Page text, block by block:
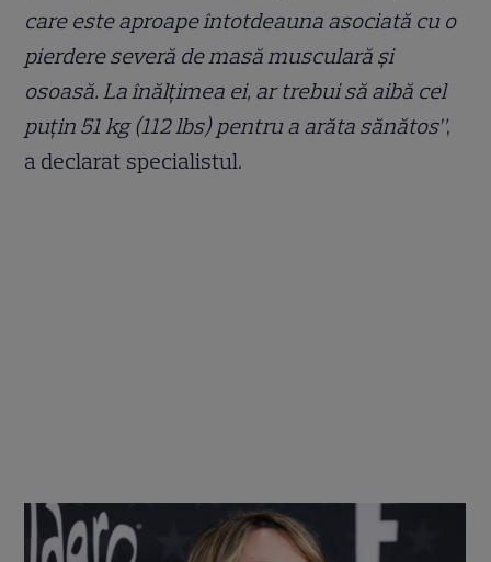
care este aproape întotdeauna asociată cu o
pierdere severă de masă musculară și
osoasă. La înălțimea ei, ar trebui să aibă cel
puțin 51 kg (112 lbs) pentru a arăta sănătos”,
a declarat specialistul.